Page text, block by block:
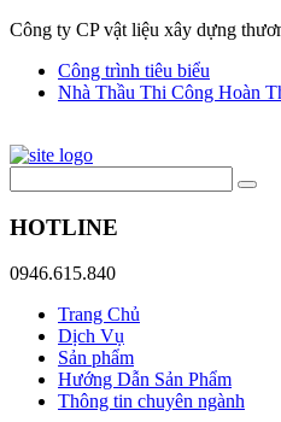
Công ty CP vật liệu xây dựng
Công trình tiêu biểu
Nhà Thầu Thi Công Hoàn
HOTLINE
0946.615.840
Trang Chủ
Dịch Vụ
Sản phẩm
Hướng Dẫn Sản Phẩm
Thông tin chuyên ngành